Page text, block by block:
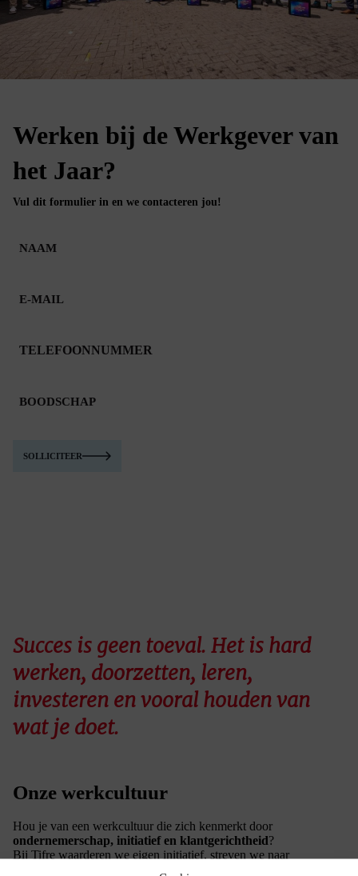
Werken bij de Werkgever van
het Jaar?
Vul dit formulier in en we contacteren jou!
NAAM
E-
MAIL
TELEFOONNUMMER
BOODSCHAP
SOLLICITEER
Succes is geen toeval. Het is hard
werken, doorzetten, leren,
investeren en vooral houden van
wat je doet.
Onze werkcultuur
Hou je van een werkcultuur die zich kenmerkt door
ondernemerschap, initiatief en klantgerichtheid?
Bij Tifre waarderen we eigen initiatief, streven we naar